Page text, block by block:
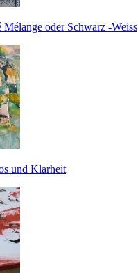
Mélange oder Schwarz -Weiss
und Klarheit